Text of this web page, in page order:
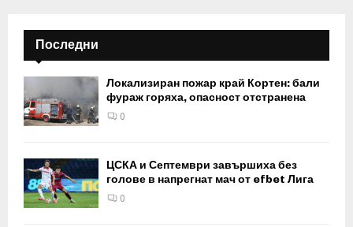
Последни
Локализиран пожар край Кортен: бали
фураж горяха, опасност отстранена
0
ЦСКА и Септември завършиха без
голове в напрегнат мач от efbet Лига
0